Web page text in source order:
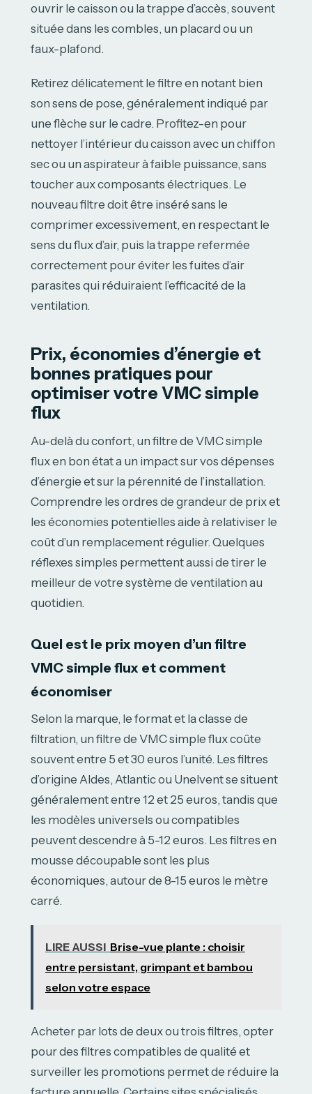
ouvrir le caisson ou la trappe d’accès, souvent
située dans les combles, un placard ou un
faux-plafond.
Retirez délicatement le filtre en notant bien
son sens de pose, généralement indiqué par
une flèche sur le cadre. Profitez-en pour
nettoyer l’intérieur du caisson avec un chiffon
sec ou un aspirateur à faible puissance, sans
toucher aux composants électriques. Le
nouveau filtre doit être inséré sans le
comprimer excessivement, en respectant le
sens du flux d’air, puis la trappe refermée
correctement pour éviter les fuites d’air
parasites qui réduiraient l’efficacité de la
ventilation.
Prix, économies d’énergie et
bonnes pratiques pour
optimiser votre VMC simple
flux
Au-delà du confort, un filtre de VMC simple
flux en bon état a un impact sur vos dépenses
d’énergie et sur la pérennité de l’installation.
Comprendre les ordres de grandeur de prix et
les économies potentielles aide à relativiser le
coût d’un remplacement régulier. Quelques
réflexes simples permettent aussi de tirer le
meilleur de votre système de ventilation au
quotidien.
Quel est le prix moyen d’un filtre
VMC simple flux et comment
économiser
Selon la marque, le format et la classe de
filtration, un filtre de VMC simple flux coûte
souvent entre 5 et 30 euros l’unité. Les filtres
d’origine Aldes, Atlantic ou Unelvent se situent
généralement entre 12 et 25 euros, tandis que
les modèles universels ou compatibles
peuvent descendre à 5-12 euros. Les filtres en
mousse découpable sont les plus
économiques, autour de 8-15 euros le mètre
carré.
LIRE AUSSI Brise-vue plante : choisir
entre persistant, grimpant et bambou
selon votre espace
Acheter par lots de deux ou trois filtres, opter
pour des filtres compatibles de qualité et
surveiller les promotions permet de réduire la